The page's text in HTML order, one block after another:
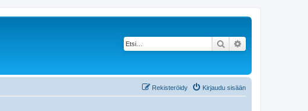
Etsi
Kirjaudu sisään
Rekisteröidy